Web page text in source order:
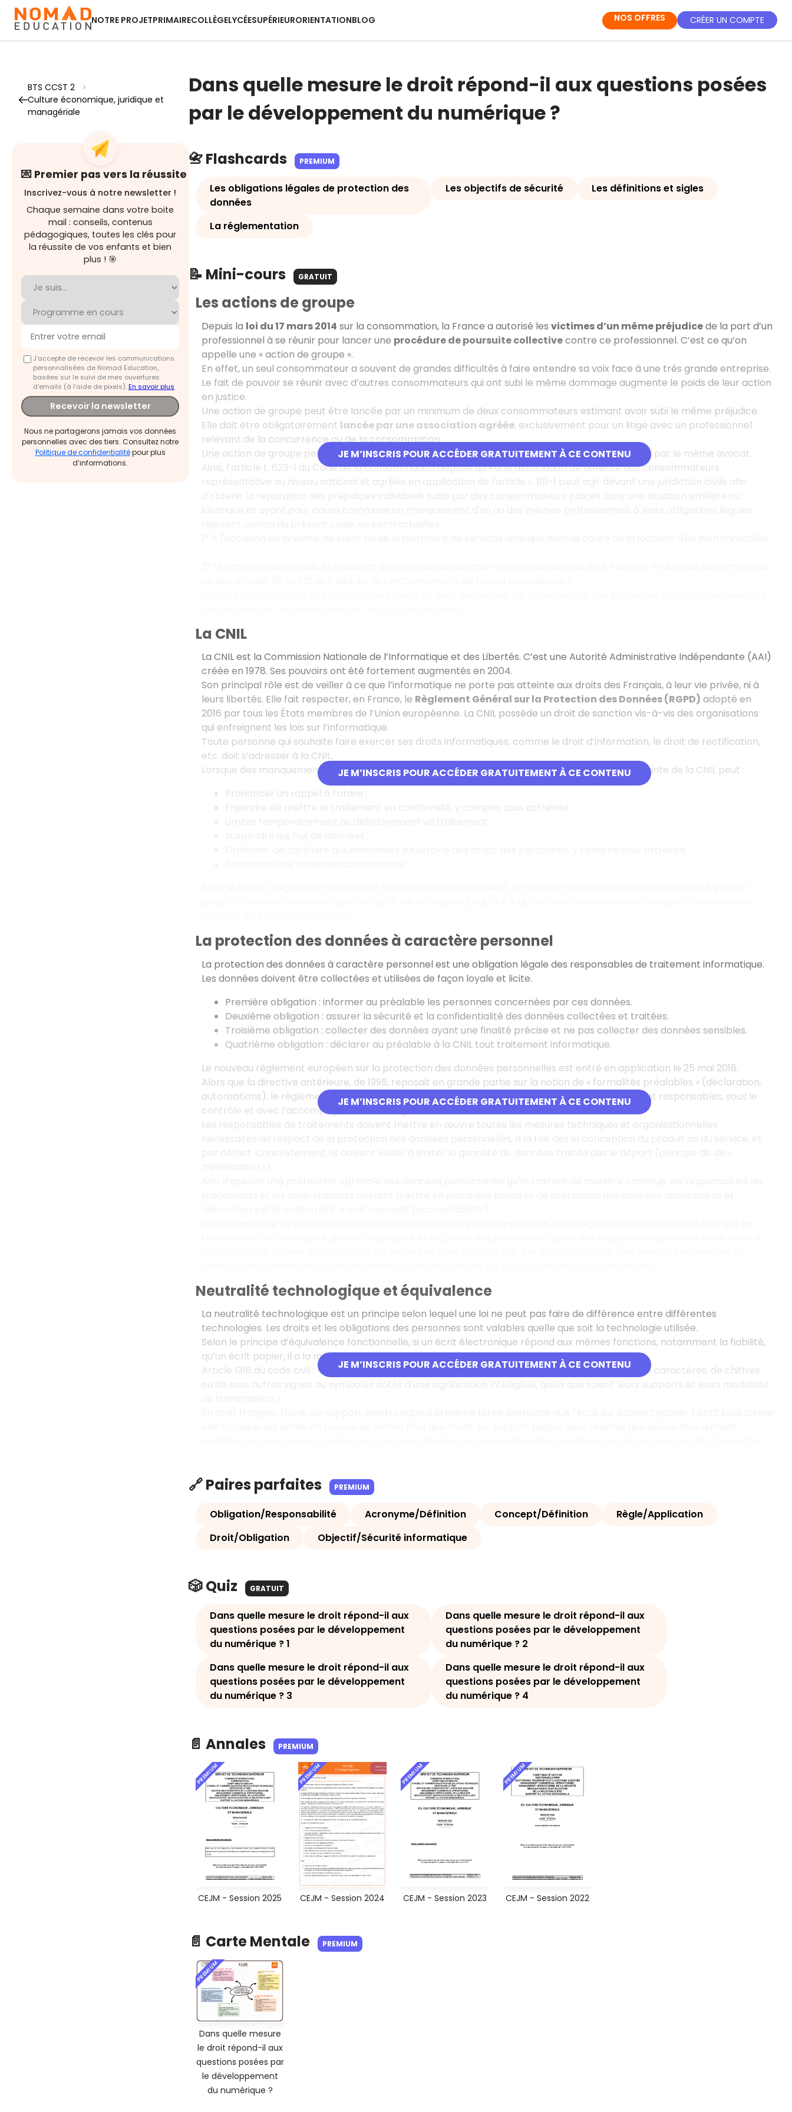
NOTRE PROJETPRIMAIRECOLLÈGELYCÉESUPÉRIEURORIENTATIONBLOG NOS OFFRES CRÉER UN COMPTE
BTS CCST 2
>
Culture économique, juridique et
managériale
💌 Premier pas vers la réussite
Inscrivez-vous à notre newsletter !
Chaque semaine dans votre boite
mail : conseils, contenus
pédagogiques, toutes les clés pour
la réussite de vos enfants et bien
plus ! 🎯
J'accepte de recevoir les communications
personnalisées de Nomad Education,
basées sur le suivi de mes ouvertures
d'emails (à l’aide de pixels).En savoir plus
Recevoir la newsletter
Nous ne partagerons jamais vos données
personnelles avec des tiers. Consultez notre
Politique de confidentialitépour plus
d’informations.
Dans quelle mesure le droit répond-il aux questions posées
par le développement du numérique ?
📇 Flashcards PREMIUM
Les obligations légales de protection des
données
Les objectifs de sécurité Les définitions et sigles
La réglementation
📝 Mini-cours GRATUIT
JE M’INSCRIS POUR ACCÉDER GRATUITEMENT À CE CONTENU
Les actions de groupe
Depuis la loi du 17 mars 2014 sur la consommation, la France a autorisé les victimes d’un même préjudicede la part d’un
professionnel à se réunir pour lancer une procédure de poursuite collectivecontre ce professionnel. C’est ce qu’on
appelle une « action de groupe ».
En effet, un seul consommateur a souvent de grandes difficultés à faire entendre sa voix face à une très grande entreprise.
Le fait de pouvoir se réunir avec d’autres consommateurs qui ont subi le même dommage augmente le poids de leur action
en justice.
Une action de groupe peut être lancée par un minimum de deux consommateurs estimant avoir subi le même préjudice.
Elle doit être obligatoirement lancée par une association agréée, exclusivement pour un litige avec un professionnel
relevant de la concurrence ou de la consommation.
Une action de groupe permet de ne former qu’un seul dossier devant la Justice et d’être défendu par le même avocat.
Ainsi, l’article L. 623-1 du Code de la consommation dispose qu’« une association de défense des consommateurs
représentative au niveau national et agréée en application de l'article L. 811-1 peut agir devant une juridiction civile afin
JE M’INSCRIS POUR ACCÉDER GRATUITEMENT À CE CONTENU
La CNIL
La CNIL est la Commission Nationale de l’Informatique et des Libertés. C’est une Autorité Administrative Indépendante (AAI)
créée en 1978. Ses pouvoirs ont été fortement augmentés en 2004.
Son principal rôle est de veiller à ce que l’informatique ne porte pas atteinte aux droits des Français, à leur vie privée, ni à
leurs libertés. Elle fait respecter, en France, le Règlement Général sur la Protection des Données (RGPD) adopté en
2016 par tous les États membres de l’Union européenne. La CNIL possède un droit de sanction vis-à-vis des organisations
qui enfreignent les lois sur l’informatique.
Toute personne qui souhaite faire exercer ses droits informatiques, comme le droit d’information, le droit de rectification,
etc. doit s’adresser à la CNIL.
Lorsque des manquements au RGPD ou à la loi sont portés à sa connaissance, la formation restreinte de la CNIL peut :
Prononcer un rappel à l’ordre ;
JE M’INSCRIS POUR ACCÉDER GRATUITEMENT À CE CONTENU
La protection des données à caractère personnel
La protection des données à caractère personnel est une obligation légale des responsables de traitement informatique.
Les données doivent être collectées et utilisées de façon loyale et licite.
Première obligation : informer au préalable les personnes concernées par ces données.
Deuxième obligation : assurer la sécurité et la confidentialité des données collectées et traitées.
Troisième obligation : collecter des données ayant une finalité précise et ne pas collecter des données sensibles.
Quatrième obligation : déclarer au préalable à la CNIL tout traitement informatique.
Le nouveau règlement européen sur la protection des données personnelles est entré en application le 25 mai 2018.
Alors que la directive antérieure, de 1995, reposait en grande partie sur la notion de « formalités préalables » (déclaration,
autorisations), le règlement européen repose sur une logique de conformité, dont les acteurs sont responsables, sous le
contrôle et avec l’accompagnement du régulateur.
Les responsables de traitements doivent mettre en œuvre toutes les mesures techniques et organisationnelles
JE M’INSCRIS POUR ACCÉDER GRATUITEMENT À CE CONTENU
Neutralité technologique et équivalence
La neutralité technologique est un principe selon lequel une loi ne peut pas faire de différence entre différentes
technologies. Les droits et les obligations des personnes sont valables quelle que soit la technologie utilisée.
Selon le principe d’équivalence fonctionnelle, si un écrit électronique répond aux mêmes fonctions, notamment la fiabilité,
qu’un écrit papier, il a la même force de preuve devant un tribunal.
Article 1316 du code civil : « la preuve littérale, ou preuve par écrit, résulte d’une suite de lettres, de caractères, de chiffres
🔗 Paires parfaites PREMIUM
Obligation/Responsabilité Acronyme/Définition Concept/Définition
Règle/Application
Droit/Obligation
Objectif/Sécurité informatique
🎲 Quiz GRATUIT
Dans quelle mesure le droit répond-il aux
questions posées par le développement
du numérique ? 1
Dans quelle mesure le droit répond-il aux
questions posées par le développement
du numérique ? 2
Dans quelle mesure le droit répond-il aux
questions posées par le développement
du numérique ? 3
Dans quelle mesure le droit répond-il aux
questions posées par le développement
du numérique ? 4
📄 Annales PREMIUM
PREMIUM
CEJM - Session 2025
PREMIUM
CEJM - Session 2024
PREMIUM
CEJM - Session 2023
PREMIUM
CEJM - Session 2022
📄 Carte Mentale PREMIUM
PREMIUM
Dans quelle mesure
le droit répond-il aux
questions posées par
le développement
du numérique ?